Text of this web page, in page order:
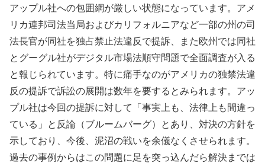
アップル社への包囲網が厳しい状態になっています。アメ
リカ連邦司法当局およびカリフォルニアなど一部の州の司
法長官が同社を独占禁止法違反で提訴、また欧州では同社
とグーグル社がデジタル市場法順守問題で全面調査が入る
と報じられています。特に痛手なのがアメリカの独禁法違
反の提訴で訴訟の展開は数年を要するとみられます。アッ
プル社は今回の提訴に対して「事実上も、法律上も間違っ
ている」と反論（ブルームバーグ）とあり、対決の方針を
示しており、今後、泥沼の戦いを余儀なくさせられます。
過去の事例からはこの問題に足を突っ込んだら解決までは